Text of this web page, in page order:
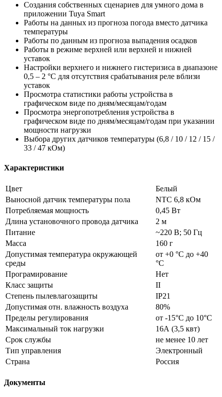
Создания собственных сценариев для умного дома в
приложении Tuya Smart
Работы на данных из прогноза погода вместо датчика
температуры
Работы по данным из прогноза выпадения осадков
Работы в режиме верхней или верхней и нижней
уставок
Настройки верхнего и нижнего гистеризиса в диапазоне
0,5 – 2 °C для отсутствия срабатывания реле вблизи
уставок
Просмотра статистики работы устройства в
графическом виде по дням/месяцам/годам
Просмотра энергопотребления устройства в
графическом виде по дням/месяцам/годам при указании
мощности нагрузки
Выбора других датчиков температуры (6,8 / 10 / 12 / 15 /
33 / 47 кОм)
Характеристики
Цвет
Белый
Выносной датчик температуры пола
NTC 6,8 кОм
Потребляемая мощность
0,45 Вт
Длина установочного провода датчика
2 м
Питание
~220 В; 50 Гц
Масса
160 г
Допустимая температура окружающей
среды
от +0 °С до +40
°C
Програмирование
Нет
Класс защиты
II
Степень пылевлагозащиты
IP21
Допустимая отн. влажность воздуха
80%
Пределы регулирования
от -15°С до 10°С
Максимальный ток нагрузки
16А (3,5 квт)
Срок службы
не менее 10 лет
Тип управления
Электронный
Страна
Россия
Документы